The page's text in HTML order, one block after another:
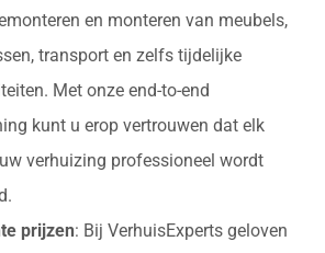
en monteren van meubels,
transport en zelfs tijdelijke
Met onze end-to-end
kunt u erop vertrouwen dat elk
verhuizing professioneel wordt
prijzen: Bij VerhuisExperts geloven